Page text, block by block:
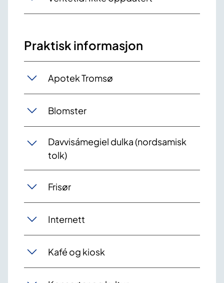
Praktisk informasjon
Apotek Tromsø
Blomster
Davvisámegiel dulka (nordsamisk
tolk)
Frisør
Internett
Kafé og kiosk